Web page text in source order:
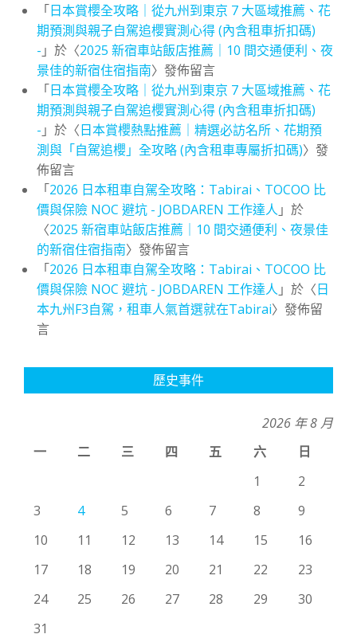
「日本賞櫻全攻略｜從九州到東京 7 大區域推薦、花
期預測與親子自駕追櫻實測心得 (內含租車折扣碼)
- 」於〈2025 新宿車站飯店推薦｜10 間交通便利、夜
景佳的新宿住宿指南〉發佈留言
「日本賞櫻全攻略｜從九州到東京 7 大區域推薦、花
期預測與親子自駕追櫻實測心得 (內含租車折扣碼)
- 」於〈日本賞櫻熱點推薦｜精選必訪名所、花期預
測與「自駕追櫻」全攻略 (內含租車專屬折扣碼)〉發
佈留言
「2026 日本租車自駕全攻略：Tabirai、TOCOO 比
價與保險 NOC 避坑 - JOBDAREN 工作達人 」於
〈2025 新宿車站飯店推薦｜10 間交通便利、夜景佳
的新宿住宿指南〉發佈留言
「2026 日本租車自駕全攻略：Tabirai、TOCOO 比
價與保險 NOC 避坑 - JOBDAREN 工作達人 」於〈日
本九州F3自駕，租車人氣首選就在Tabirai〉發佈留
言
歷史事件
2026 年 8 月
一
二 三 四 五 六
日
1
2
3
4 5 6 7 8
9
10
11 12 13 14 15
16
17
18 19 20 21 22
23
24
25 26 27 28 29
30
31